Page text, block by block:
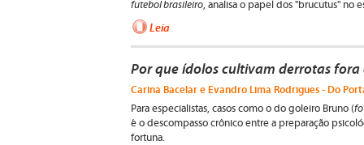
futebol brasileiro, analisa o papel dos "brucutus" no
Leia
Por que ídolos cultivam derrotas fora
Carina Bacelar e Evandro Lima Rodrigues - Do
Para especialistas, casos como o do goleiro Bruno (
é o descompasso crônico entre a preparação
fortuna.